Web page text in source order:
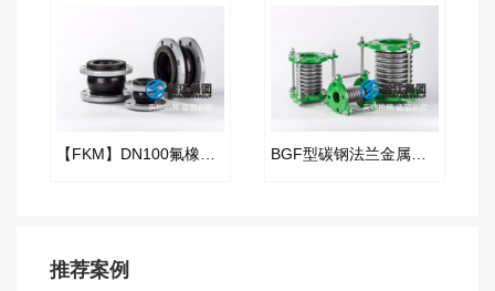
推荐案例